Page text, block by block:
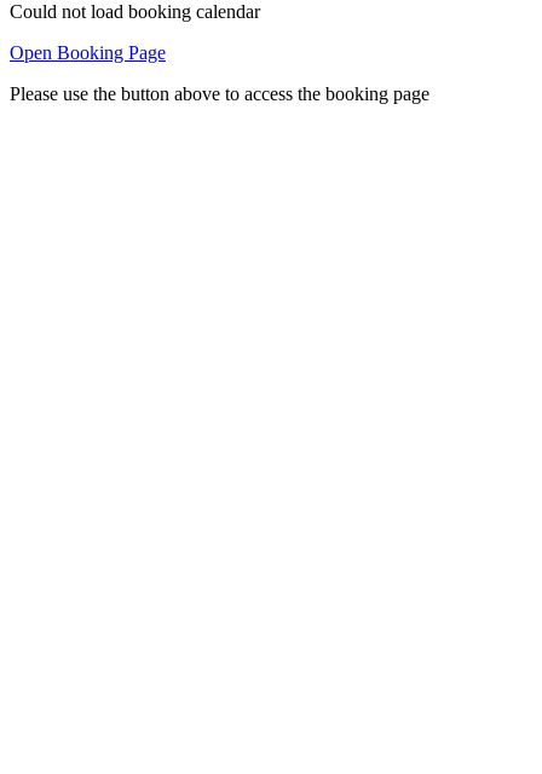
Could not load booking calendar
Open Booking Page
Please use the button above to access the booking page